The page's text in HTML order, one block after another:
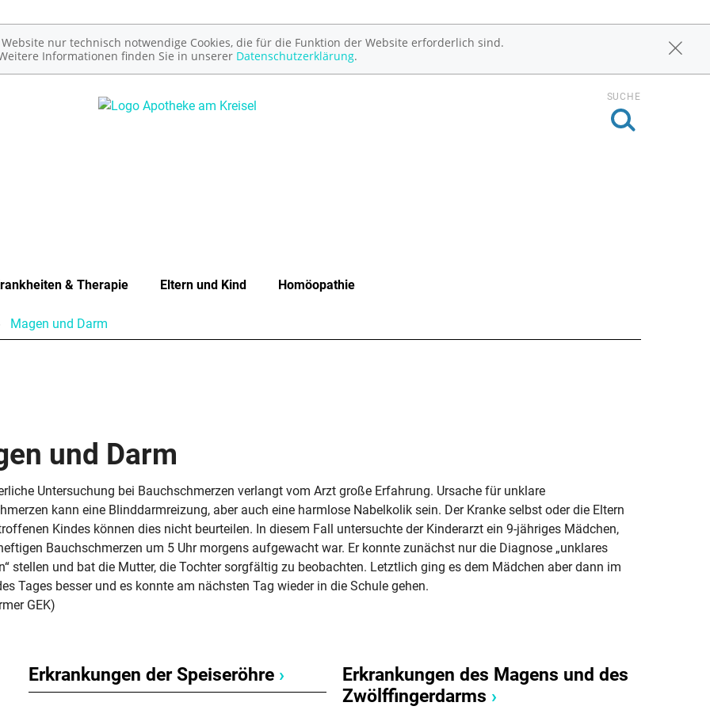
nur technisch notwendige Cookies, die für die Funktion der Website erforderlich sind.
Informationen finden Sie in unserer Datenschutzerklärung.
SUCHE
& Therapie Eltern und Kind Homöopathie
Magen und Darm
und Darm
Untersuchung bei Bauchschmerzen verlangt vom Arzt große Erfahrung. Ursache für unklare
kann eine Blinddarmreizung, aber auch eine harmlose Nabelkolik sein. Der Kranke selbst oder die Eltern
Kindes können dies nicht beurteilen. In diesem Fall untersuchte der Kinderarzt ein 9-jähriges Mädchen,
Bauchschmerzen um 5 Uhr morgens aufgewacht war. Er konnte zunächst nur die Diagnose „unklares
stellen und bat die Mutter, die Tochter sorgfältig zu beobachten. Letztlich ging es dem Mädchen aber dann im
Tages besser und es konnte am nächsten Tag wieder in die Schule gehen.
GEK)
Erkrankungen der Speiseröhre ›
Erkrankungen des Magens und des
Zwölffingerdarms ›